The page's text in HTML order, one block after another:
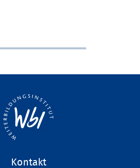
Kontakt